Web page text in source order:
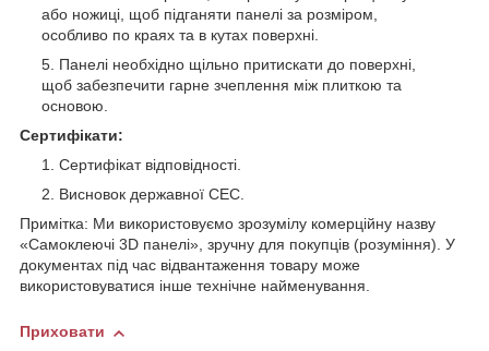
або ножиці, щоб підганяти панелі за розміром,
особливо по краях та в кутах поверхні.
Панелі необхідно щільно притискати до поверхні,
щоб забезпечити гарне зчеплення між плиткою та
основою.
Сертифікати:
Сертифікат відповідності.
Висновок державної СЕС.
Примітка: Ми використовуємо зрозумілу комерційну назву
«Самоклеючі 3D панелі», зручну для покупців (розуміння). У
документах під час відвантаження товару може
використовуватися інше технічне найменування.
Приховати